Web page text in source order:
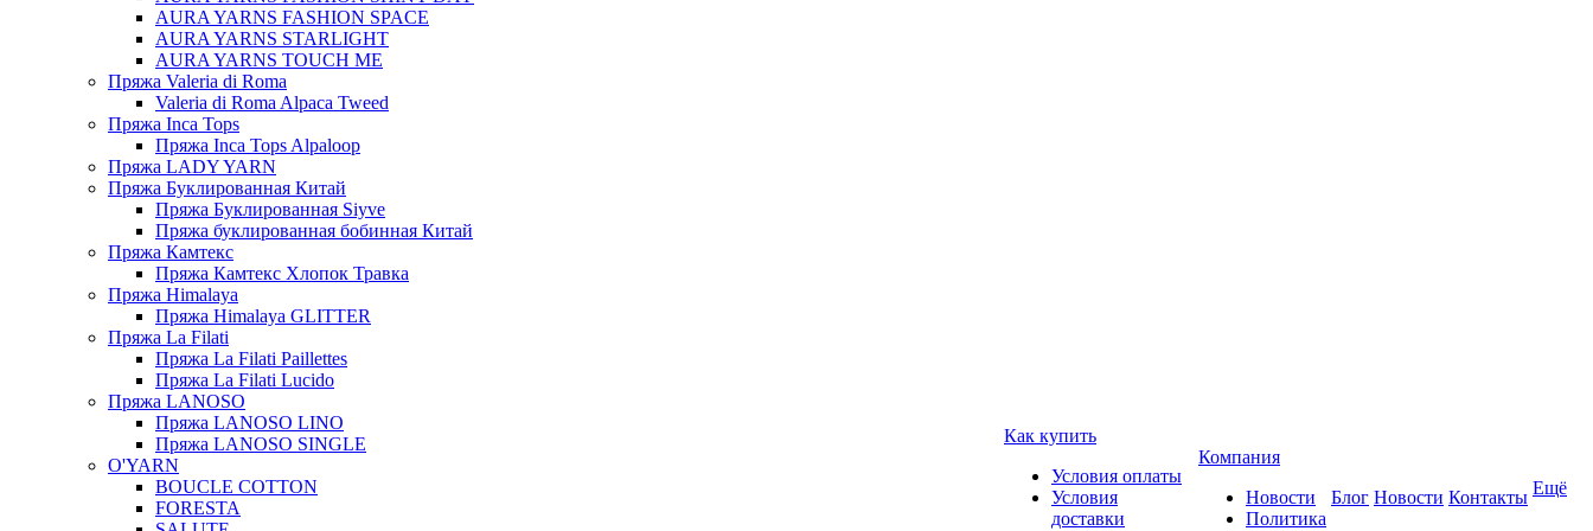
AURA YARNS FASHION SPACE
AURA YARNS STARLIGHT
AURA YARNS TOUCH ME
Пряжа Valeria di Roma
Valeria di Roma Alpaca Tweed
Пряжа Inca Tops
Пряжа Inca Tops Alpaloop
Пряжа LADY YARN
Пряжа Буклированная Китай
Пряжа Буклированная Siyve
Пряжа буклированная бобинная Китай
Пряжа Камтекс
Пряжа Камтекс Хлопок Травка
Пряжа Himalaya
Пряжа Himalaya GLITTER
Пряжа La Filati
Пряжа La Filati Paillettes
Пряжа La Filati Lucido
Пряжа LANOSO
Пряжа LANOSO LINO
Пряжа LANOSO SINGLE
O'YARN
BOUCLE COTTON
FORESTA
Как купить
Условия оплаты
Условия
доставки
Компания
Новости
Политика
Блог Новости Контакты Ещё